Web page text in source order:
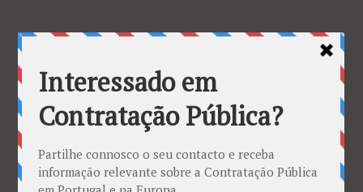
Associação Portuguesa da Contratação
Pública